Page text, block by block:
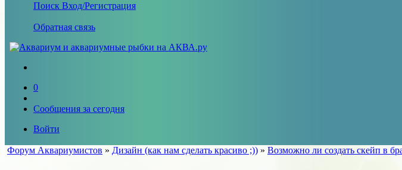
Поиск Вход/Регистрация
Обратная связь
0
Сообщения за сегодня
Войти
Форум Аквариумистов » Дизайн (как нам сделать красиво ;)) » Возможно ли создать скейп в